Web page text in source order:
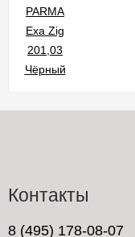
Контакты
8 (495) 178-08-07